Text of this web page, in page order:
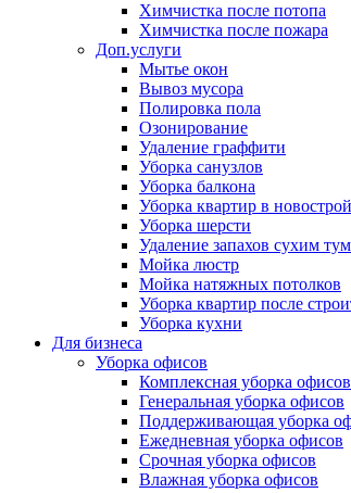
Химчистка после потопа
Химчистка после пожара
Доп.услуги
Мытье окон
Вывоз мусора
Полировка пола
Озонирование
Удаление граффити
Уборка санузлов
Уборка балкона
Уборка квартир в
Уборка шерсти
Удаление запахов сухим
Мойка люстр
Мойка натяжных потолков
Уборка квартир после
Уборка кухни
Для бизнеса
Уборка офисов
Комплексная уборка офисов
Генеральная уборка офисов
Поддерживающая уборка
Ежедневная уборка офисов
Срочная уборка офисов
Влажная уборка офисов